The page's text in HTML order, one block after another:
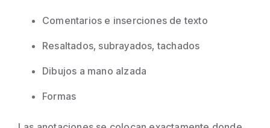
Comentarios e inserciones de texto
Resaltados, subrayados, tachados
Dibujos a mano alzada
Formas